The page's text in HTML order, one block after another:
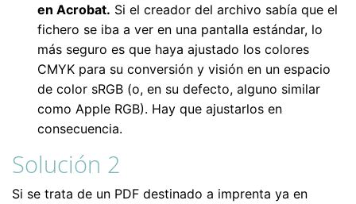
en Acrobat. Si el creador del archivo sabía que el
fichero se iba a ver en una pantalla estándar, lo
más seguro es que haya ajustado los colores
CMYK para su conversión y visión en un espacio
de color sRGB (o, en su defecto, alguno similar
como Apple RGB). Hay que ajustarlos en
consecuencia.
Solución 2
Si se trata de un PDF destinado a imprenta ya en